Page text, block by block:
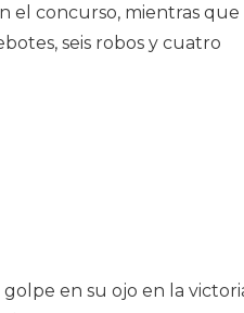
el concurso, mientras que
seis robos y cuatro
en su ojo en la